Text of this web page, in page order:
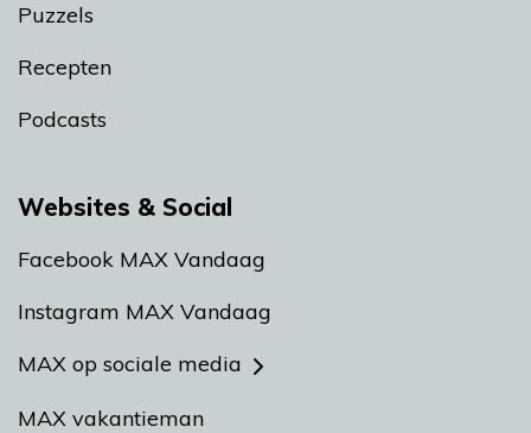
Puzzels
Recepten
Podcasts
Websites & Social
Facebook MAX Vandaag
Instagram MAX Vandaag
MAX op sociale media
MAX vakantieman